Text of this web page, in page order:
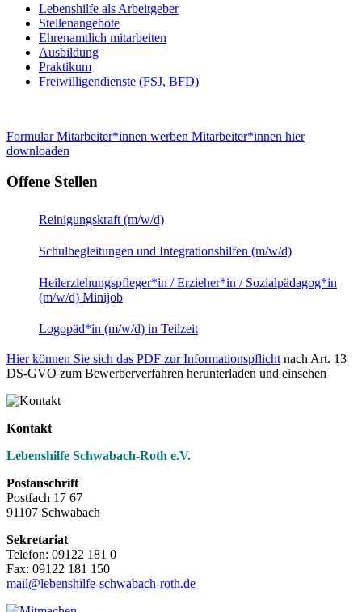
Lebenshilfe als Arbeitgeber
Stellenangebote
Ehrenamtlich mitarbeiten
Ausbildung
Praktikum
Freiwilligendienste (FSJ, BFD)
Formular Mitarbeiter*innen werben Mitarbeiter*innen hier
downloaden
Offene Stellen
Reinigungskraft (m/w/d)
Schulbegleitungen und Integrationshilfen (m/w/d)
Heilerziehungspfleger*in / Erzieher*in / Sozialpädagog*in
(m/w/d) Minijob
Logopäd*in (m/w/d) in Teilzeit
Hier können Sie sich das PDF zur Informationspflicht nach Art. 13
DS-GVO zum Bewerberverfahren herunterladen und einsehen
Kontakt
Lebenshilfe Schwabach-Roth e.V.
Postanschrift
Postfach 17 67
91107 Schwabach
Sekretariat
Telefon: 09122 181 0
Fax: 09122 181 150
mail@lebenshilfe-schwabach-roth.de